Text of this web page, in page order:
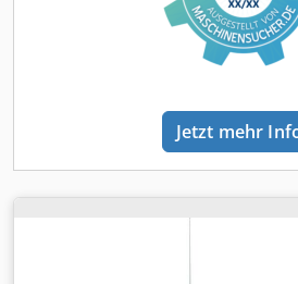
leistungsstarken 4.249-ccm-
(150 PS) Leistung. Das Getriebe ist
einfache Handhabung gewährleistet.
Kilometern und 16.348
Gebrauchszustand spricht. Die
betragen in der Höhe 2.900 mm, in
Gesamtgewicht von 18.000 kg. Die
3, und das Fahrzeug ist mit einer
Jetzt mehr